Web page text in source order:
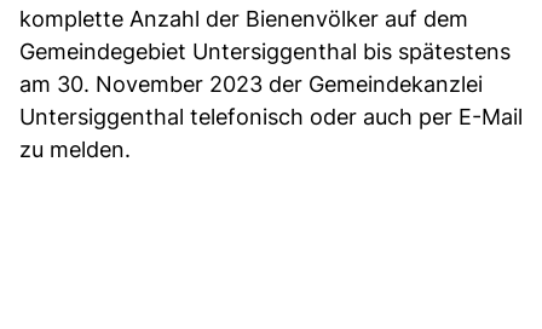
komplette Anzahl der Bienenvölker auf dem
Gemeindegebiet Untersiggenthal bis spätestens
am 30. November 2023 der Gemeindekanzlei
Untersiggenthal telefonisch oder auch per E-Mail
zu melden.